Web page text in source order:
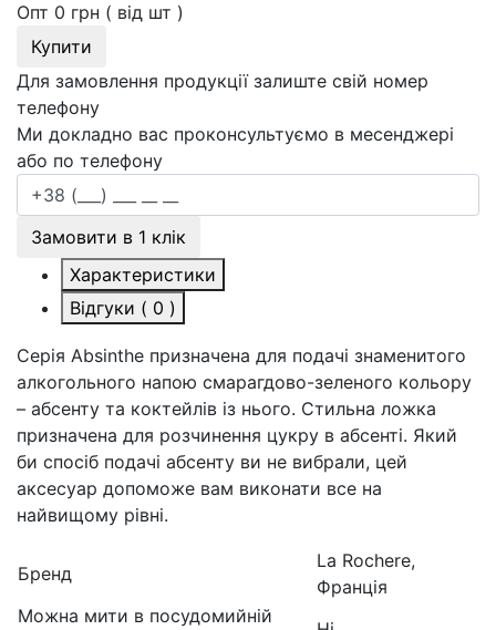
Опт 0 грн ( від шт )
Купити
Для замовлення продукції залиште свій номер
телефону
Ми докладно вас проконсультуємо в месенджері
або по телефону
Замовити в 1 клік
Характеристики
Відгуки ( 0 )
Серія Absinthe призначена для подачі знаменитого
алкогольного напою смарагдово-зеленого кольору
– абсенту та коктейлів із нього. Стильна ложка
призначена для розчинення цукру в абсенті. Який
би спосіб подачі абсенту ви не вибрали, цей
аксесуар допоможе вам виконати все на
найвищому рівні.
Бренд
La Rochere,
Франція
Можна мити в посудомийній